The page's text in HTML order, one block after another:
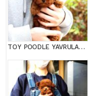
TOY POODLE YAVRULARIM